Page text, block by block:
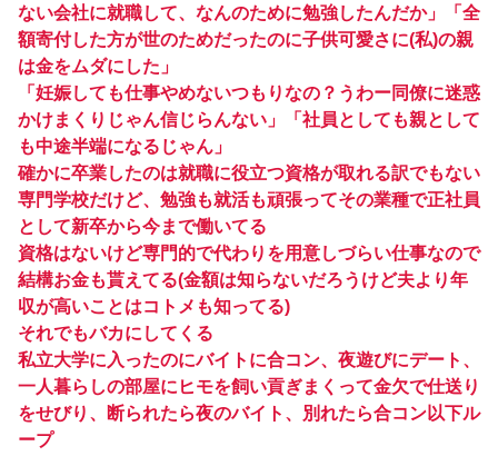
ない会社に就職して、なんのために勉強したんだか」「全
額寄付した方が世のためだったのに子供可愛さに(私)の親
は金をムダにした」
「妊娠しても仕事やめないつもりなの？うわー同僚に迷惑
かけまくりじゃん信じらんない」「社員としても親として
も中途半端になるじゃん」
確かに卒業したのは就職に役立つ資格が取れる訳でもない
専門学校だけど、勉強も就活も頑張ってその業種で正社員
として新卒から今まで働いてる
資格はないけど専門的で代わりを用意しづらい仕事なので
結構お金も貰えてる(金額は知らないだろうけど夫より年
収が高いことはコトメも知ってる)
それでもバカにしてくる
私立大学に入ったのにバイトに合コン、夜遊びにデート、
一人暮らしの部屋にヒモを飼い貢ぎまくって金欠で仕送り
をせびり、断られたら夜のバイト、別れたら合コン以下ル
ープ